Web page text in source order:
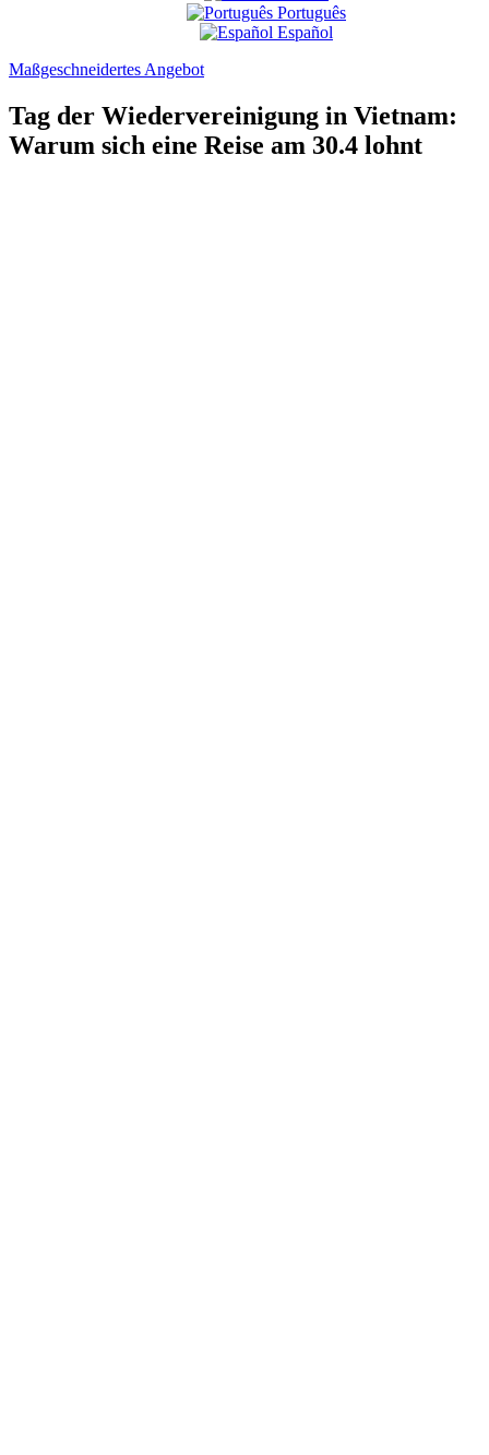
Português
Español
Maßgeschneidertes Angebot
Tag der Wiedervereinigung in Vietnam:
Warum sich eine Reise am 30.4 lohnt